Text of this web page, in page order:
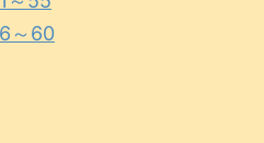
～60